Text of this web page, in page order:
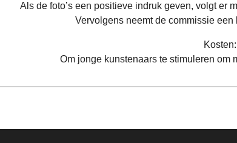
Als de foto’s een positieve indruk geven, volgt er
Vervolgens neemt de commissie
Om jonge kunstenaars te stimuleren om